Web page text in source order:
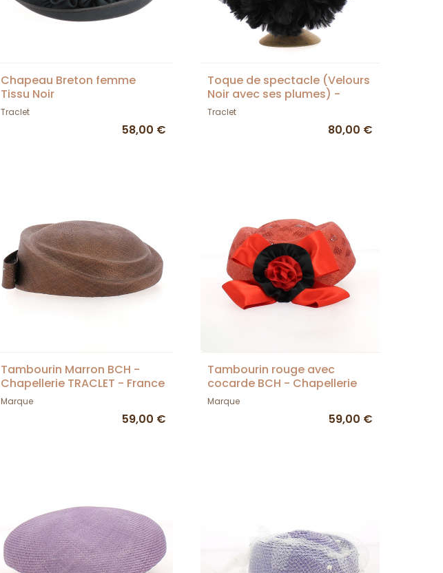
Chapeau Breton femme
Tissu Noir
Traclet
58,00 €
Toque de spectacle (Velours
Noir avec ses plumes) -
Traclet
Traclet
80,00 €
Tambourin Marron BCH -
Chapellerie TRACLET - France
Marque
59,00 €
Tambourin rouge avec
cocarde BCH - Chapellerie
TRACLET - France
Marque
59,00 €